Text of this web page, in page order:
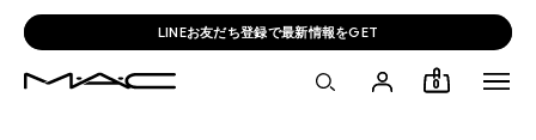
LINEお友だち登録で最新情報をGET
0